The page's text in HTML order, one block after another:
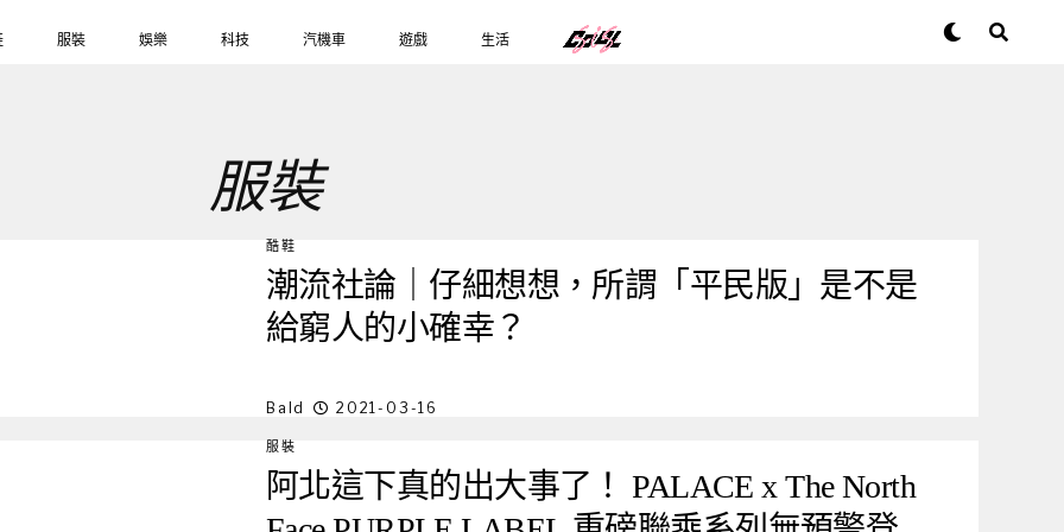
服裝 娛樂 科技 汽機車 遊戲 生活
服裝
酷鞋
潮流社論｜仔細想想，所謂「平民版」是不是
給窮人的小確幸？
Bald 2021-03-16
服裝
阿北這下真的出大事了！ PALACE x The North